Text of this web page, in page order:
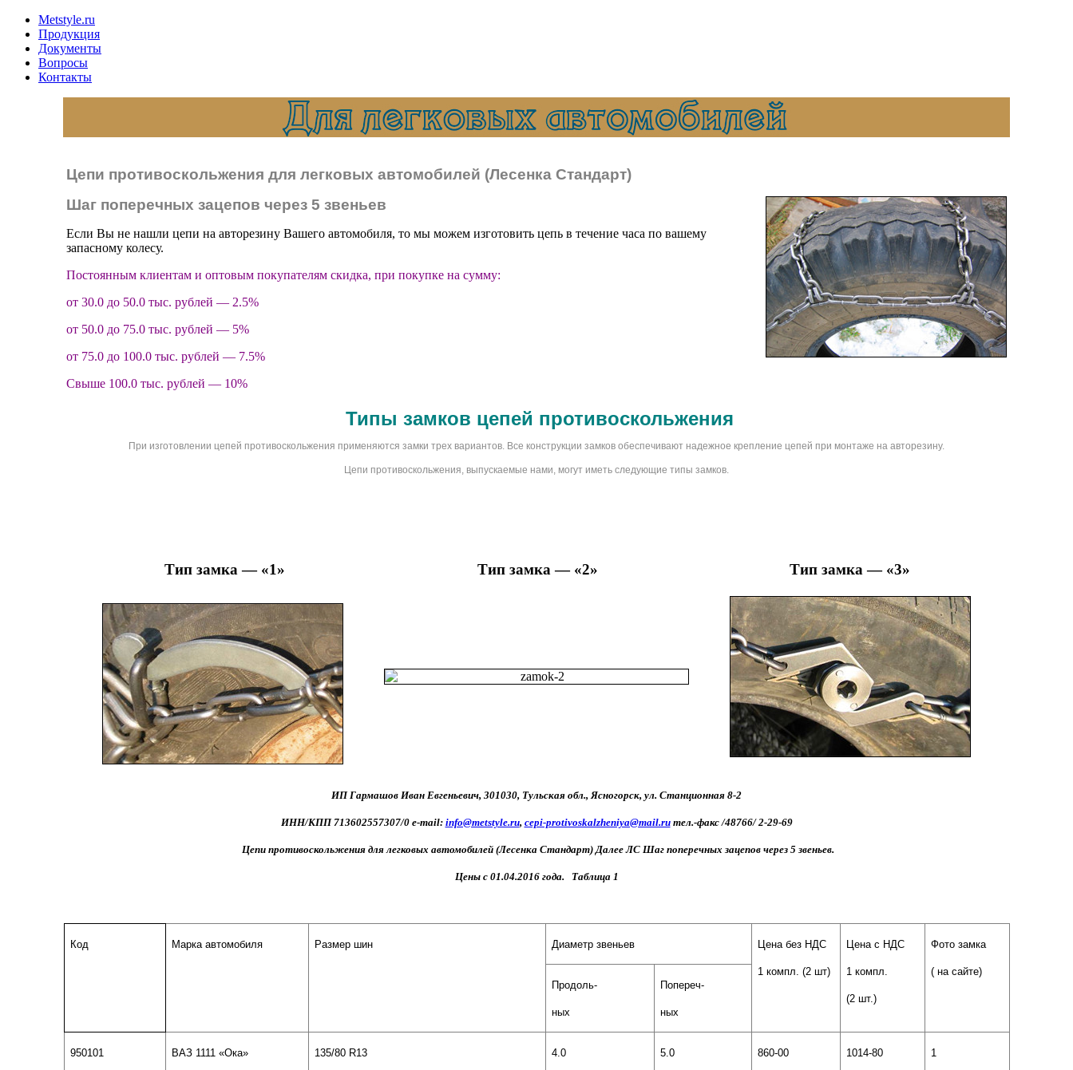
Metstyle.ru
Продукция
Документы
Вопросы
Контакты
Цепи противоскольжения для легковых автомобилей (Лесенка Стандарт)
Шаг поперечных зацепов через 5 звеньев
Если Вы не нашли цепи на авторезину Вашего автомобиля, то мы можем изготовить цепь в течение часа по вашему
запасному колесу.
Постоянным клиентам и оптовым покупателям скидка, при покупке на сумму:
от 30.0 до 50.0 тыс. рублей — 2.5%
от 50.0 до 75.0 тыс. рублей — 5%
от 75.0 до 100.0 тыс. рублей — 7.5%
Свыше 100.0 тыс. рублей — 10%
Типы замков цепей противоскольжения
При изготовлении цепей противоскольжения применяются замки трех вариантов. Все конструкции замков обеспечивают надежное крепление цепей при монтаже на авторезину.
Цепи противоскольжения, выпускаемые нами, могут иметь следующие типы замков.
Тип замка — «1» Тип замка — «2» Тип замка — «3»
ИП Гармашов Иван Евгеньевич, 301030, Тульская обл., Ясногорск, ул. Станционная 8-2
ИНН/КПП 713602557307/0 е-mail: info@metstyle.ru, cepi-protivoskalzheniya@mail.ruтел.-факс /48766/ 2-29-69
Цепи противоскольжения для легковых автомобилей (Лесенка Стандарт) Далее ЛС Шаг поперечных зацепов через 5 звеньев.
Цены с 01.04.2016 года. Таблица 1
Код Марка автомобиля Размер шин Диаметр звеньев Цена без НДС
1 компл. (2 шт)
Цена с НДС
1 компл.
(2 шт.)
Фото замка
( на сайте)
Продоль-
ных
Попереч-
ных
950101 ВАЗ 1111 «Ока» 135/80 R13 4.0 5.0 860-00 1014-80 1